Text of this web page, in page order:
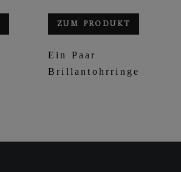
ZUM PRODUKT
Ein Paar
Brillantohrringe